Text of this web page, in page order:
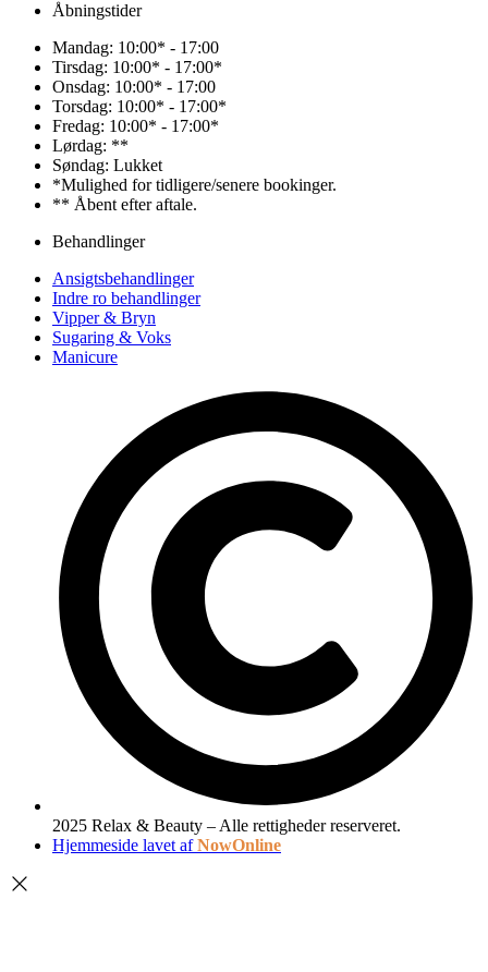
Åbningstider
Mandag: 10:00* - 17:00
Tirsdag: 10:00* - 17:00*
Onsdag: 10:00* - 17:00
Torsdag: 10:00* - 17:00*
Fredag: 10:00* - 17:00*
Lørdag: **
Søndag: Lukket
*Mulighed for tidligere/senere bookinger.
** Åbent efter aftale.
Behandlinger
Ansigtsbehandlinger
Indre ro behandlinger
Vipper & Bryn
Sugaring & Voks
Manicure
2025 Relax & Beauty – Alle rettigheder reserveret.
Hjemmeside lavet afNowOnline